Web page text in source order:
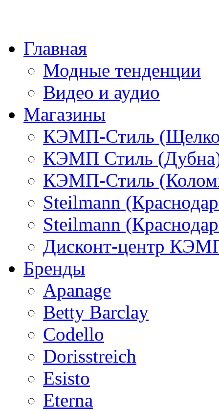
Главная
Модные тенденции
Видео и аудио
Магазины
КЭМП-Стиль
КЭМП Стиль
КЭМП-Стиль
Steilmann
Steilmann
Дисконт-центр
Бренды
Apanage
Betty Barclay
Codello
Dorisstreich
Esisto
Eterna